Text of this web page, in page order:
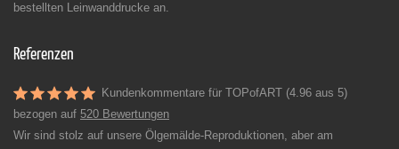
bestellten Leinwanddrucke an.
Referenzen
Kundenkommentare für TOPofART (4.96 aus 5)
bezogen auf 520 Bewertungen
Wir sind stolz auf unsere Ölgemälde-Reproduktionen, aber am